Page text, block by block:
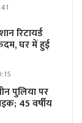
रिटायर्ड
घर में हुई
पुलिया पर
45 वर्षीय